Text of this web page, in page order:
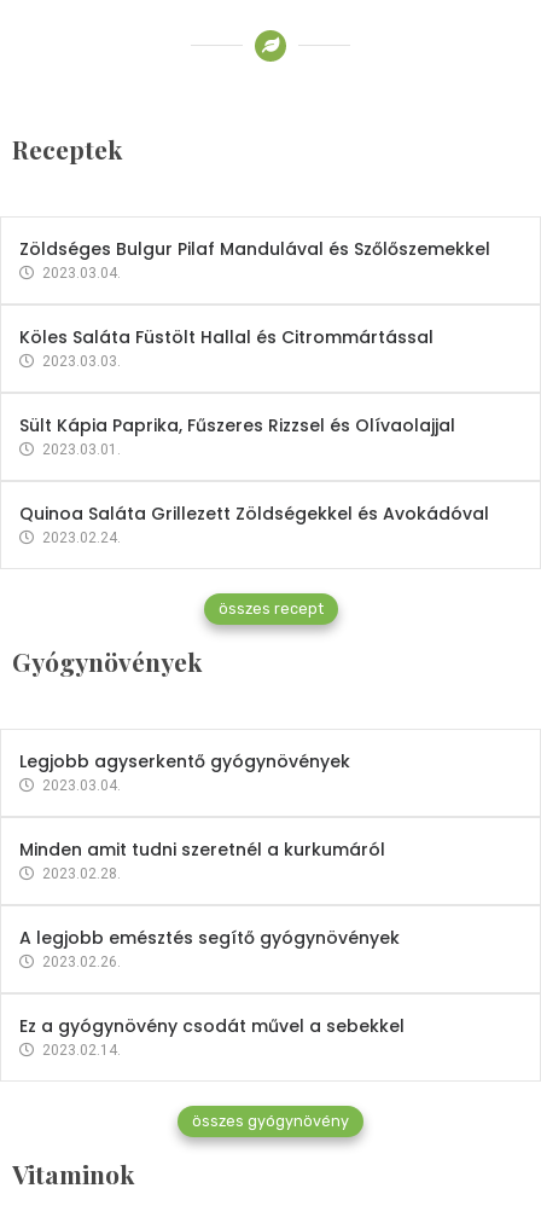
Receptek
2023.03.06.
Zöldséges Bulgur Pilaf Mandulával és Szőlőszemekkel
2023.03.04.
Köles Saláta Füstölt Hallal és Citrommártással
2023.03.03.
Sült Kápia Paprika, Fűszeres Rizzsel és Olívaolajjal
2023.03.01.
Quinoa Saláta Grillezett Zöldségekkel és Avokádóval
2023.02.24.
összes recept
Gyógynövények
Gyógynövények
Mindent a petrezselyemről
2023.12.21.
Legjobb agyserkentő gyógynövények
2023.03.04.
Minden amit tudni szeretnél a kurkumáról
2023.02.28.
A legjobb emésztés segítő gyógynövények
2023.02.26.
Ez a gyógynövény csodát művel a sebekkel
2023.02.14.
összes gyógynövény
Vitaminok
Vitaminok
Mindent a B-12 vitaminról
2023.02.27.